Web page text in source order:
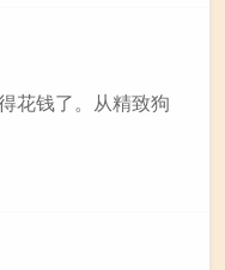
花钱了。从精致狗